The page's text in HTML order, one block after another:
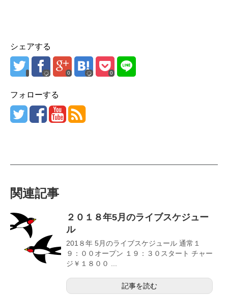
シェアする
0 0
フォローする
関連記事
２０１８年5月のライブスケジュー
ル
201８年 5月のライブスケジュール 通常１
９：００オープン １９：３０スタート チャー
ジ￥１８００ ...
記事を読む